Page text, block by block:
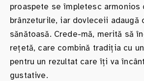
proaspete se împletesc armonios
brânzeturile, iar dovleceii adaugă
sănătoasă. Crede-mă, merită să
rețetă, care combină tradiția cu
pentru un rezultat care îți va
gustative.